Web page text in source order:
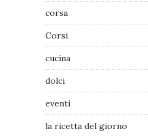
corsa
Corsi
cucina
dolci
eventi
la ricetta del giorno